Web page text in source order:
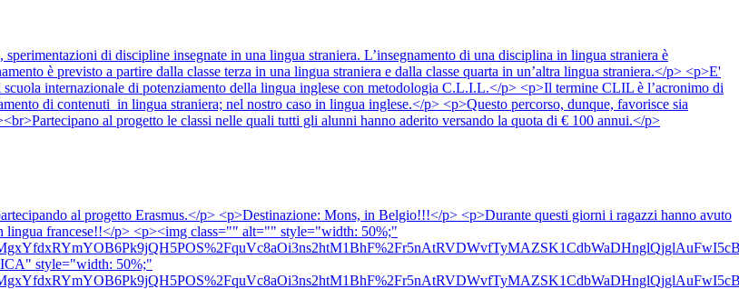
di discipline insegnate in una lingua straniera. L’insegnamento di una disciplina in lingua straniera è
è previsto a partire dalla classe terza in una lingua straniera e dalla classe quarta in un’altra lingua straniera.</p> <p>E'
internazionale di potenziamento della lingua inglese con metodologia C.L.I.L.</p> <p>Il termine CLIL è l’acronimo di
di contenuti in lingua straniera; nel nostro caso in lingua inglese.</p> <p>Questo percorso, dunque, favorisce sia
al progetto le classi nelle quali tutti gli alunni hanno aderito versando la quota di € 100 annui.</p>
al progetto Erasmus.</p> <p>Destinazione: Mons, in Belgio!!!</p> <p>Durante questi giorni i ragazzi hanno avuto
lingua francese!!</p> <p><img class="" alt="" style="width: 50%;"
style="width: 50%;"